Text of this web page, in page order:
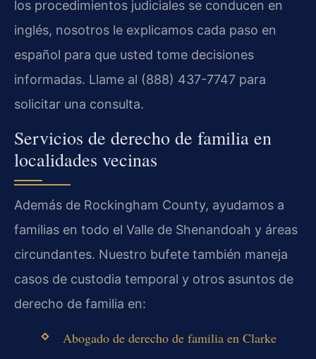
los procedimientos judiciales se conducen en
inglés, nosotros le explicamos cada paso en
español para que usted tome decisiones
informadas. Llame al (888) 437-7747 para
solicitar una consulta.
Servicios de derecho de familia en
localidades vecinas
Además de Rockingham County, ayudamos a
familias en todo el Valle de Shenandoah y áreas
circundantes. Nuestro bufete también maneja
casos de custodia temporal y otros asuntos de
derecho de familia en:
Abogado de derecho de familia en Clarke